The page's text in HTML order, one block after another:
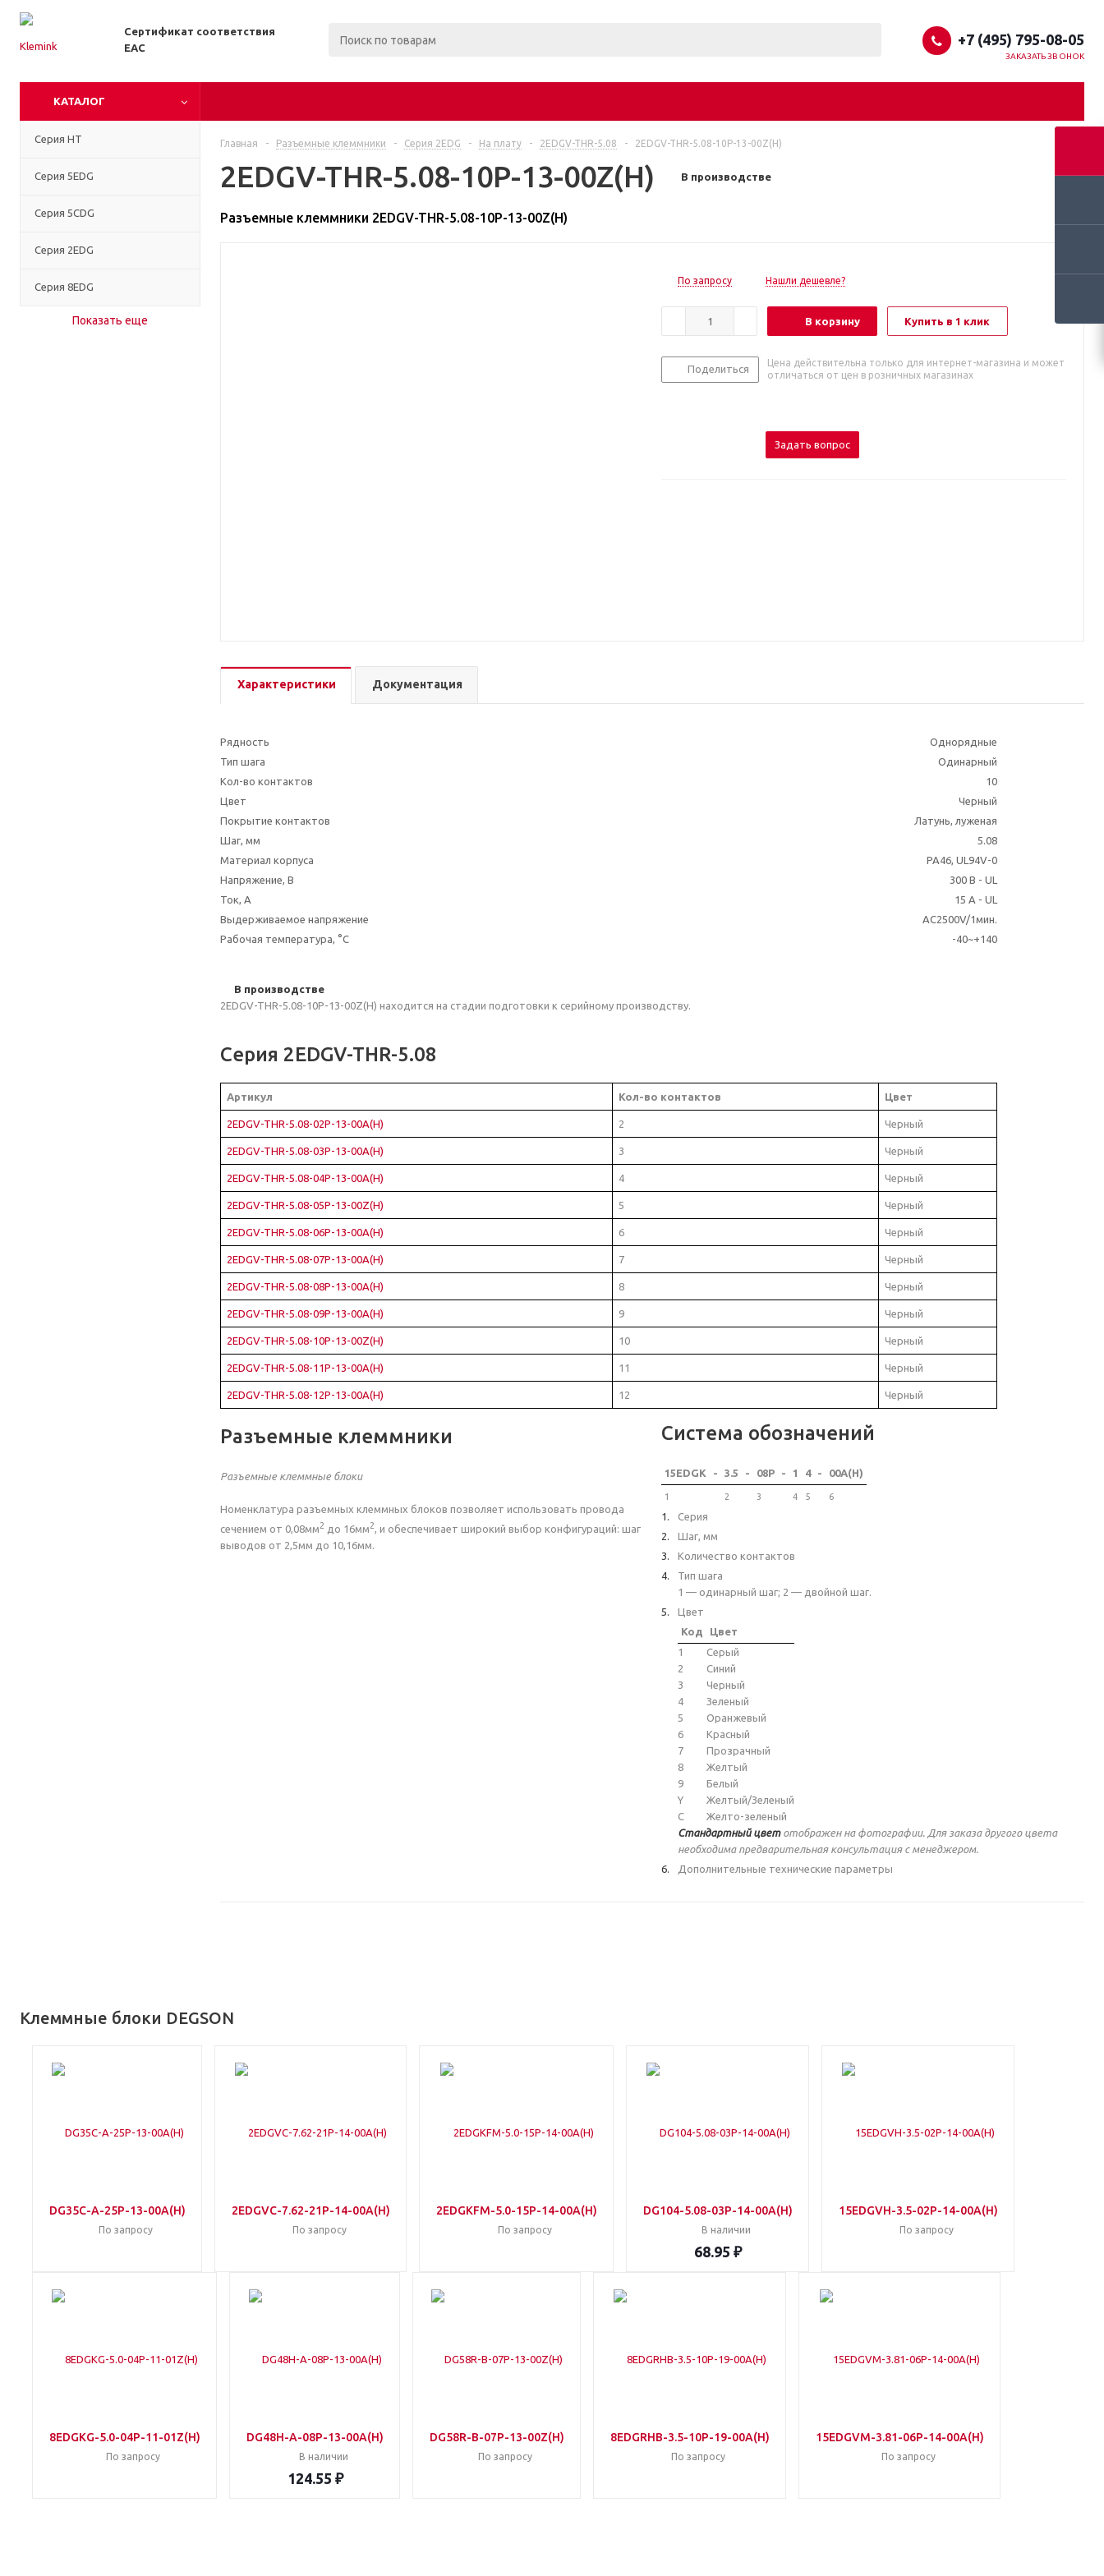
Сертификат соответствия
EAC
+7 (495) 795-08-05
ЗАКАЗАТЬ ЗВОНОК
КАТАЛОГ
Серия HT
Серия 5EDG
Серия 5CDG
Серия 2EDG
Серия 8EDG
Показать еще
Главная - Разъемные клеммники - Серия 2EDG - На плату - 2EDGV-THR-5.08 - 2EDGV-THR-5.08-10P-13-00Z(H)
2EDGV-THR-5.08-10P-13-00Z(H) В производстве
Разъемные клеммники 2EDGV-THR-5.08-10P-13-00Z(H)
По запросу Нашли дешевле?
В корзину Купить в 1 клик
Поделиться
Цена действительна только для интернет-магазина и может
отличаться от цен в розничных магазинах
Задать вопрос
Характеристики Документация
Рядность
Однорядные
Тип шага
Одинарный
Кол-во контактов
10
Цвет
Черный
Покрытие контактов
Латунь, луженая
Шаг, мм
5.08
Материал корпуса
PA46, UL94V-0
Напряжение, В
300 В - UL
Ток, А
15 A - UL
Выдерживаемое напряжение
AC2500V/1мин.
Рабочая температура, °C
-40~+140
В производстве
2EDGV-THR-5.08-10P-13-00Z(H) находится на стадии подготовки к серийному производству.
Серия 2EDGV-THR-5.08
Артикул Кол-во контактов Цвет
2EDGV-THR-5.08-02P-13-00A(H) 2 Черный
2EDGV-THR-5.08-03P-13-00A(H) 3 Черный
2EDGV-THR-5.08-04P-13-00A(H) 4 Черный
2EDGV-THR-5.08-05P-13-00Z(H) 5 Черный
2EDGV-THR-5.08-06P-13-00A(H) 6 Черный
2EDGV-THR-5.08-07P-13-00A(H) 7 Черный
2EDGV-THR-5.08-08P-13-00A(H) 8 Черный
2EDGV-THR-5.08-09P-13-00A(H) 9 Черный
2EDGV-THR-5.08-10P-13-00Z(H) 10 Черный
2EDGV-THR-5.08-11P-13-00A(H) 11 Черный
2EDGV-THR-5.08-12P-13-00A(H) 12 Черный
Разъемные клеммники
Разъемные клеммные блоки
Номенклатура разъемных клеммных блоков позволяет использовать провода
сечением от 0,08мм2 до 16мм2, и обеспечивает широкий выбор конфигураций: шаг
выводов от 2,5мм до 10,16мм.
Система обозначений
15EDGK - 3.5 - 08P - 1 4 - 00A(H)
1 2 3 4 5 6
Серия
Шаг, мм
Количество контактов
Тип шага
1 — одинарный шаг; 2 — двойной шаг.
Цвет
Код
Цвет
1
Серый
2
Синий
3
Черный
4
Зеленый
5
Оранжевый
6
Красный
7
Прозрачный
8
Желтый
9
Белый
Y
Желтый/Зеленый
C
Желто-зеленый
Стандартный цветотображен на фотографии. Для заказа другого цвета
необходима предварительная консультация с менеджером.
Дополнительные технические параметры
Клеммные блоки DEGSON
DG35C-A-25P-13-00A(H)
По запросу
2EDGVC-7.62-21P-14-00A(H)
По запросу
2EDGKFM-5.0-15P-14-00A(H)
По запросу
DG104-5.08-03P-14-00A(H)
В наличии
68.95 ₽
15EDGVH-3.5-02P-14-00A(H)
По запросу
8EDGKG-5.0-04P-11-01Z(H)
По запросу
DG48H-A-08P-13-00A(H)
В наличии
124.55 ₽
DG58R-B-07P-13-00Z(H)
По запросу
8EDGRHB-3.5-10P-19-00A(H)
По запросу
15EDGVM-3.81-06P-14-00A(H)
По запросу